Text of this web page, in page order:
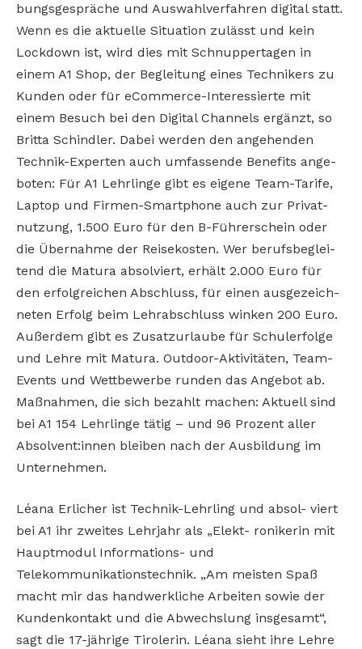
bungsgespräche und Auswahlverfahren digital statt.
Wenn es die aktuelle Situation zulässt und kein
Lockdown ist, wird dies mit Schnuppertagen in
einem A1 Shop, der Begleitung eines Technikers zu
Kunden oder für eCommerce-Interessierte mit
einem Besuch bei den Digital Channels ergänzt, so
Britta Schindler. Dabei werden den angehenden
Technik-Experten auch umfassende Benefits ange-
boten: Für A1 Lehrlinge gibt es eigene Team-Tarife,
Laptop und Firmen-Smartphone auch zur Privat-
nutzung, 1.500 Euro für den B-Führerschein oder
die Übernahme der Reisekosten. Wer berufsbeglei-
tend die Matura absolviert, erhält 2.000 Euro für
den erfolgreichen Abschluss, für einen ausgezeich-
neten Erfolg beim Lehrabschluss winken 200 Euro.
Außerdem gibt es Zusatzurlaube für Schulerfolge
und Lehre mit Matura. Outdoor-Aktivitäten, Team-
Events und Wettbewerbe runden das Angebot ab.
Maßnahmen, die sich bezahlt machen: Aktuell sind
bei A1 154 Lehrlinge tätig – und 96 Prozent aller
Absolvent:innen bleiben nach der Ausbildung im
Unternehmen.
Léana Erlicher ist Technik-Lehrling und absol- viert
bei A1 ihr zweites Lehrjahr als „Elekt- ronikerin mit
Hauptmodul Informations- und
Telekommunikationstechnik. „Am meisten Spaß
macht mir das handwerkliche Arbeiten sowie der
Kundenkontakt und die Abwechslung insgesamt“,
sagt die 17-jährige Tirolerin. Léana sieht ihre Lehre